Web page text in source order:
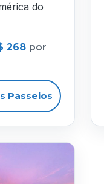
do
268 por
Passeios